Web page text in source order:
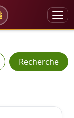
Recherche